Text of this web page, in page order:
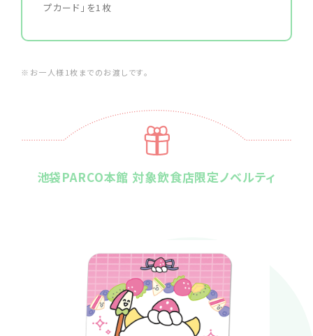
プカード」を1枚
※お一人様1枚までのお渡しです。
池袋PARCO本館 対象飲食店限定ノベルティ